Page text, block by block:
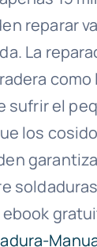
reparar
La
como
sufrir el
los